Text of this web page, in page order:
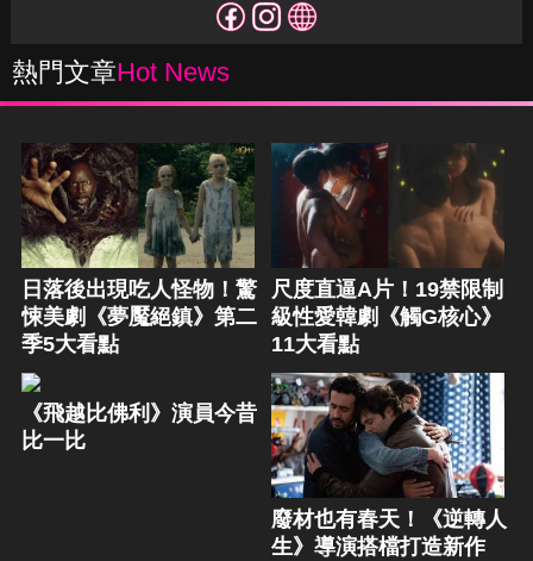
熱門文章Hot News
日落後出現吃人怪物！驚
悚美劇《夢魘絕鎮》第二
季5大看點
尺度直逼A片！19禁限制
級性愛韓劇《觸G核心》
11大看點
《飛越比佛利》演員今昔
比一比
廢材也有春天！《逆轉人
生》導演搭檔打造新作